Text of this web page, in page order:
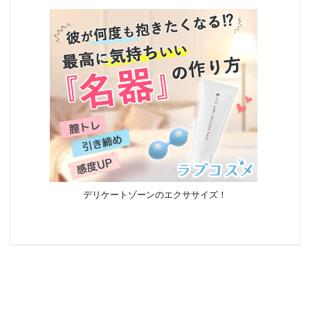
デリケートゾーンのエクササイズ！